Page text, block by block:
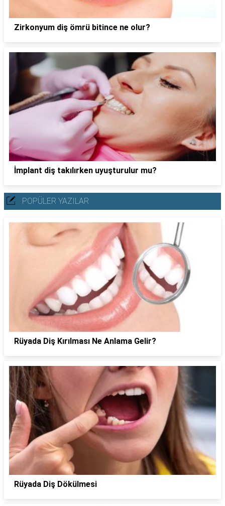
Zirkonyum diş ömrü bitince ne olur?
İmplant diş takılırken uyuşturulur mu?
POPÜLER YAZILAR
Rüyada Diş Kırılması Ne Anlama Gelir?
Rüyada Diş Dökülmesi